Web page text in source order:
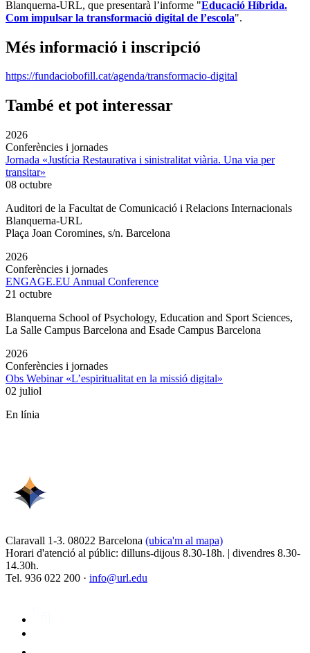
Blanquerna-URL, que presentarà l’informe "Educació Híbrida.
Com impulsar la transformació digital de l’escola".
Més informació i inscripció
https://fundaciobofill.cat/agenda/transformacio-digital
També et pot interessar
2026
Conferències i jornades
Jornada «Justícia Restaurativa i sinistralitat viària. Una via per
transitar»
08 octubre
Auditori de la Facultat de Comunicació i Relacions Internacionals
Blanquerna-URL
Plaça Joan Coromines, s/n. Barcelona
2026
Conferències i jornades
ENGAGE.EU Annual Conference
21 octubre
Blanquerna School of Psychology, Education and Sport Sciences,
La Salle Campus Barcelona and Esade Campus Barcelona
2026
Conferències i jornades
Obs Webinar «L’espiritualitat en la missió digital»
02 juliol
En línia
Claravall 1-3. 08022 Barcelona (ubica'm al mapa)
Horari d'atenció al públic: dilluns-dijous 8.30-18h. | divendres 8.30-
14.30h.
Tel. 936 022 200 · info@url.edu